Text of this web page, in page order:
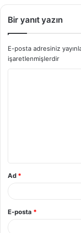
Bir yanıt yazın
E-posta adresiniz
işaretlenmişlerdir
Ad *
E-posta *